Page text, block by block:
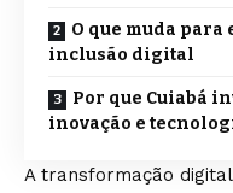
O que muda para
inclusão digital
Por que Cuiabá
inovação e
A transformação